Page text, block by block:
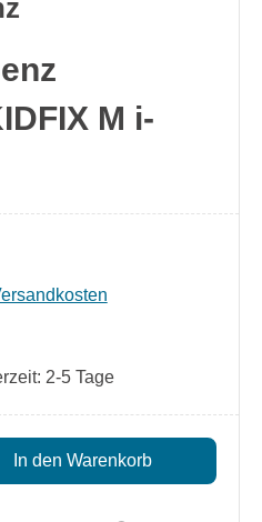
M i-
2-5 Tage
den gewünschten
In den Warenkorb